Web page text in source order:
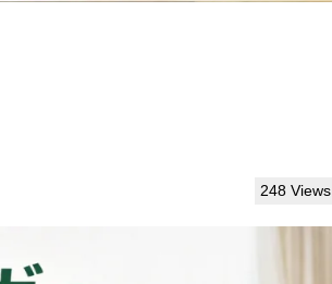
248 Views